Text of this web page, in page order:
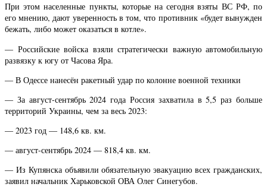
При этом населенные пункты, которые на сегодня взяты ВС РФ, по
его мнению, дают уверенность в том, что противник «будет вынужден
бежать, либо может оказаться в котле».
— Российские войска взяли стратегически важную автомобильную
развязку к югу от Часова Яра.
— В Одессе нанесён ракетный удар по колонне военной техники
— За август-сентябрь 2024 года Россия захватила в 5,5 раз больше
территорий Украины, чем за весь 2023:
— 2023 год — 148,6 кв. км.
— август-сентябрь 2024 — 818,4 кв. км.
— Из Купянска объявили обязательную эвакуацию всех гражданских,
заявил начальник Харьковской ОВА Олег Синегубов.